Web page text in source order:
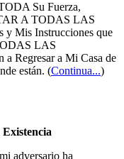
Su Fuerza,
A TODAS LAS
y Mis Instrucciones que
LAS
Regresar a Mi Casa de
están. (Continua...)
adversario ha